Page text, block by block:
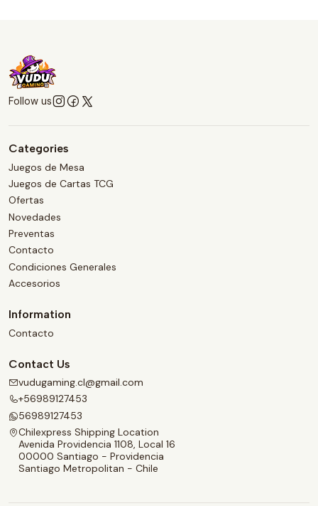
Follow us
Categories
Juegos de Mesa
Juegos de Cartas TCG
Ofertas
Novedades
Preventas
Contacto
Condiciones Generales
Accesorios
Information
Contacto
Contact Us
vudugaming.cl@gmail.com
+56989127453
56989127453
Chilexpress Shipping Location
Avenida Providencia 1108, Local 16
00000 Santiago - Providencia
Santiago Metropolitan - Chile